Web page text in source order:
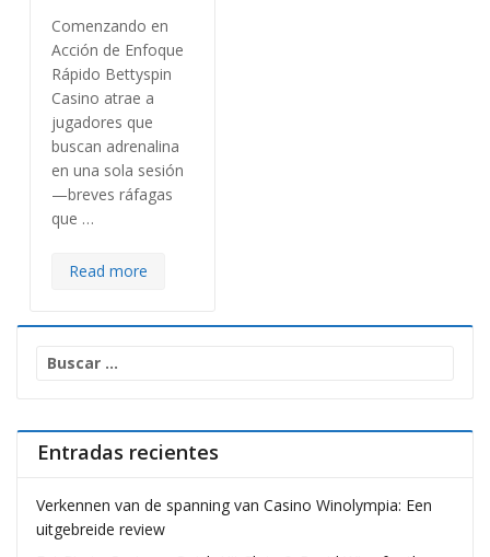
Comenzando en
Acción de Enfoque
Rápido Bettyspin
Casino atrae a
jugadores que
buscan adrenalina
en una sola sesión
—breves ráfagas
que …
Read more
Buscar:
Entradas recientes
Verkennen van de spanning van Casino Winolympia: Een
uitgebreide review